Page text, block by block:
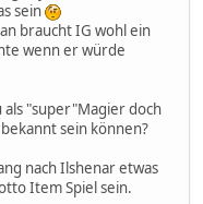
sein
braucht IG wohl ein
wenn er würde
als "super"Magier doch
sein können?
nach Ilshenar etwas
Item Spiel sein.